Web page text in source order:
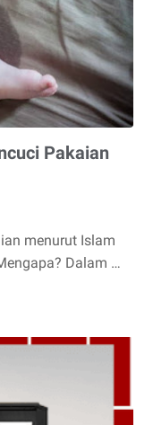
Pakaian
menurut Islam
Dalam …